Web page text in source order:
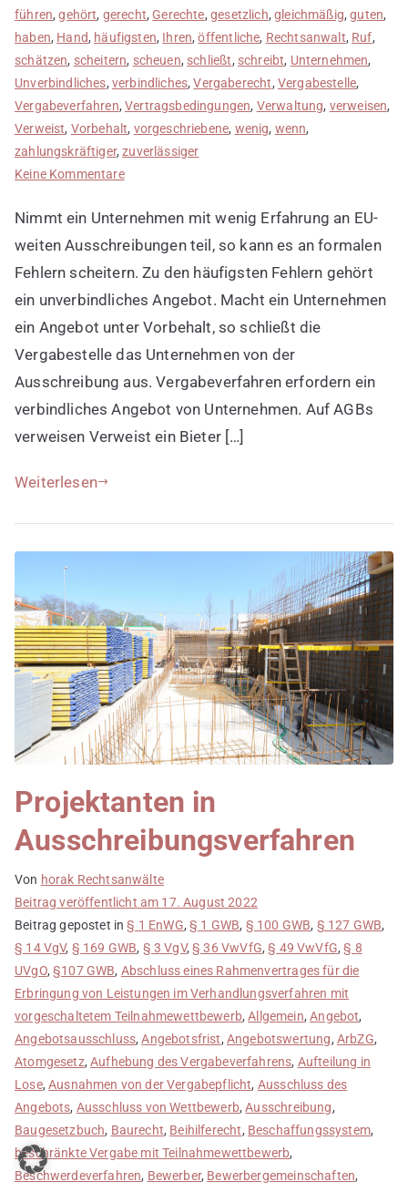
führen,gehört, gerecht, Gerechte,gesetzlich,gleichmäßig,guten,
haben, Hand, häufigsten, Ihren,öffentliche, Rechtsanwalt, Ruf,
schätzen, scheitern, scheuen, schließt, schreibt, Unternehmen,
Unverbindliches, verbindliches,Vergaberecht, Vergabestelle,
Vergabeverfahren,Vertragsbedingungen, Verwaltung, verweisen,
Verweist, Vorbehalt, vorgeschriebene, wenig, wenn,
zahlungskräftiger,zuverlässiger
Keine Kommentarezu
2:
Unverbindliches
Angebot
Nimmt ein Unternehmen mit wenig Erfahrung an EU-
weiten Ausschreibungen teil, so kann es an formalen
Fehlern scheitern. Zu den häufigsten Fehlern gehört
ein unverbindliches Angebot. Macht ein Unternehmen
ein Angebot unter Vorbehalt, so schließt die
Vergabestelle das Unternehmen von der
Ausschreibung aus. Vergabeverfahren erfordern ein
verbindliches Angebot von Unternehmen. Auf AGBs
verweisen Verweist ein Bieter […]
Weiterlesen
Projektanten in
Ausschreibungsverfahren
Von horak Rechtsanwälte
Beitrag veröffentlicht am 17. August 2022
Beitrag gepostet in§ 1 EnWG,§ 1 GWB, § 100 GWB, § 127 GWB,
§ 14 VgV, § 169 GWB, § 3 VgV,§ 36 VwVfG,§ 49 VwVfG,§ 8
UVgO,§107 GWB, Abschluss eines Rahmenvertrages für die
Erbringung von Leistungen im Verhandlungsverfahren mit
vorgeschaltetem Teilnahmewettbewerb,Allgemein,Angebot,
Angebotsausschluss,Angebotsfrist, Angebotswertung, ArbZG,
Atomgesetz,Aufhebung des Vergabeverfahrens, Aufteilung in
Lose,Ausnahmen von der Vergabepflicht, Ausschluss des
Angebots, Ausschluss von Wettbewerb,Ausschreibung,
Baugesetzbuch, Baurecht, Beihilferecht, Beschaffungssystem,
beschränkte Vergabe mit Teilnahmewettbewerb,
Beschwerdeverfahren, Bewerber, Bewerbergemeinschaften,